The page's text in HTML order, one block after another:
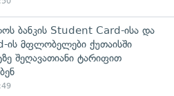
ბანკის Student Card-ისა და
ის მფლობელები ქუთაისში
შეღავათიანი ტარიფით